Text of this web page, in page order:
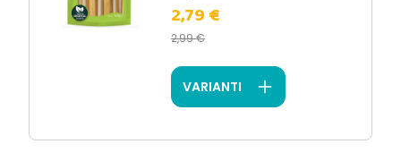
2,79 €
2,99 €
VARIANTI